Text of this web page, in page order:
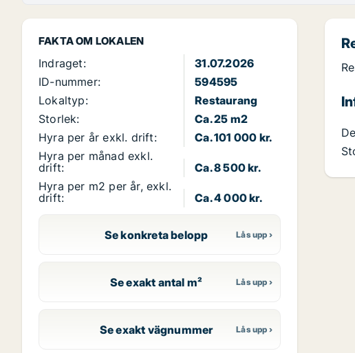
FAKTA OM LOKALEN
Indraget:
31.07.2026
ID-nummer:
594595
Lokaltyp:
Restaurang
Storlek:
Ca. 25 m2
Hyra per år exkl. drift:
Ca. 101 000 kr.
Hyra per månad exkl.
drift:
Ca. 8 500 kr.
Hyra per m2 per år, exkl.
drift:
Ca. 4 000 kr.
Se konkreta belopp
Se exakt antal m²
Se exakt vägnummer